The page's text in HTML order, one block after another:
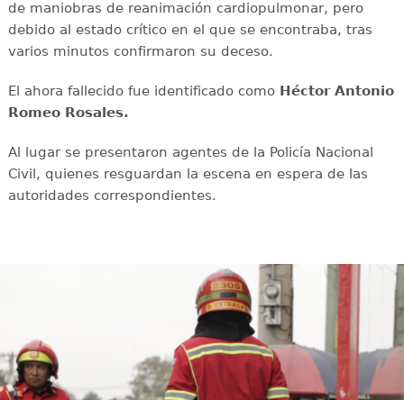
de maniobras de reanimación cardiopulmonar, pero
debido al estado crítico en el que se encontraba, tras
varios minutos confirmaron su deceso.
El ahora fallecido fue identificado como Héctor Antonio
Romeo Rosales.
Al lugar se presentaron agentes de la Policía Nacional
Civil, quienes resguardan la escena en espera de las
autoridades correspondientes.